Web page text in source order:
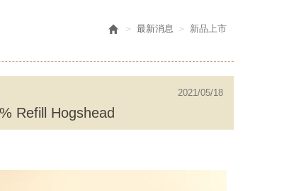
最新消息 新品上市
2021/05/18
Refill Hogshead